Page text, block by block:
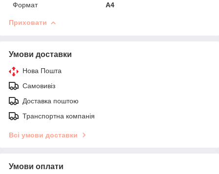
Формат
A4
Приховати
Умови доставки
Нова Пошта
Самовивіз
Доставка поштою
Транспортна компанія
Всі умови доставки
Умови оплати